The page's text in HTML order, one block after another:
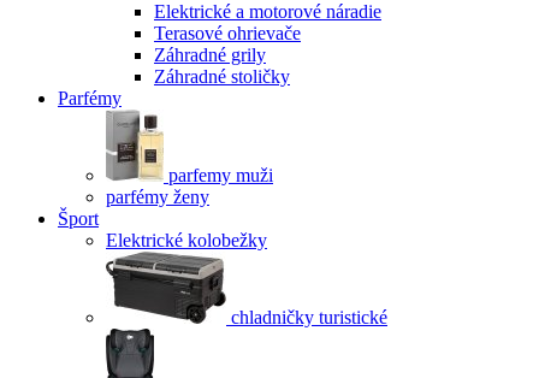
Elektrické a motorové náradie
Terasové ohrievače
Záhradné grily
Záhradné stoličky
Parfémy
parfemy muži
parfémy ženy
Šport
Elektrické kolobežky
chladničky turistické